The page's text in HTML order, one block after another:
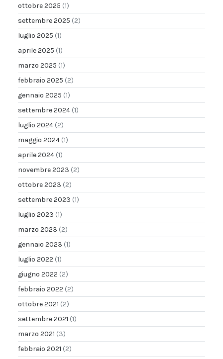
ottobre 2025 (1)
settembre 2025 (2)
luglio 2025 (1)
aprile 2025 (1)
marzo 2025 (1)
febbraio 2025 (2)
gennaio 2025 (1)
settembre 2024 (1)
luglio 2024 (2)
maggio 2024 (1)
aprile 2024 (1)
novembre 2023 (2)
ottobre 2023 (2)
settembre 2023 (1)
luglio 2023 (1)
marzo 2023 (2)
gennaio 2023 (1)
luglio 2022 (1)
giugno 2022 (2)
febbraio 2022 (2)
ottobre 2021 (2)
settembre 2021 (1)
marzo 2021 (3)
febbraio 2021 (2)